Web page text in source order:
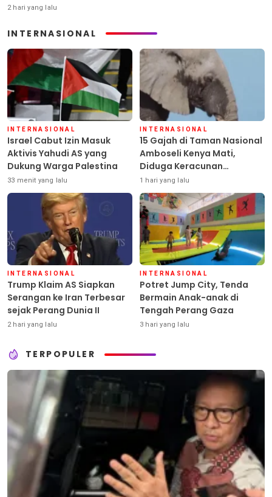
2 hari yang lalu
INTERNASIONAL
INTERNASIONAL
Israel Cabut Izin Masuk
Aktivis Yahudi AS yang
Dukung Warga Palestina
33 menit yang lalu
INTERNASIONAL
15 Gajah di Taman Nasional
Amboseli Kenya Mati,
Diduga Keracunan
Pestisida
1 hari yang lalu
INTERNASIONAL
Trump Klaim AS Siapkan
Serangan ke Iran Terbesar
sejak Perang Dunia II
2 hari yang lalu
INTERNASIONAL
Potret Jump City, Tenda
Bermain Anak-anak di
Tengah Perang Gaza
3 hari yang lalu
TERPOPULER